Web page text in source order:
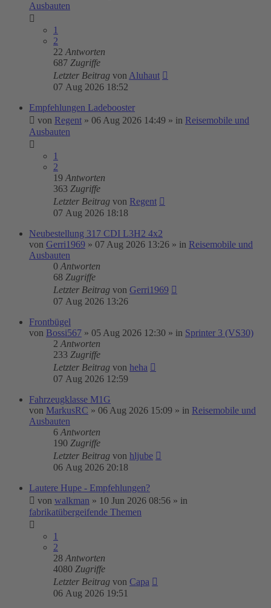
Ausbauten
1
2
22 Antworten
687 Zugriffe
Letzter Beitrag von Aluhaut
07 Aug 2026 18:52
Empfehlungen Ladebooster
von Regent » 06 Aug 2026 14:49 » in Reisemobile und
Ausbauten
1
2
19 Antworten
363 Zugriffe
Letzter Beitrag von Regent
07 Aug 2026 18:18
Neubestellung 317 CDI L3H2 4x2
von Gerri1969 » 07 Aug 2026 13:26 » in Reisemobile und
Ausbauten
0 Antworten
68 Zugriffe
Letzter Beitrag von Gerri1969
07 Aug 2026 13:26
Frontbügel
von Bossi567 » 05 Aug 2026 12:30 » in Sprinter 3 (VS30)
2 Antworten
233 Zugriffe
Letzter Beitrag von heha
07 Aug 2026 12:59
Fahrzeugklasse M1G
von MarkusRC » 06 Aug 2026 15:09 » in Reisemobile und
Ausbauten
6 Antworten
190 Zugriffe
Letzter Beitrag von hljube
06 Aug 2026 20:18
Lautere Hupe - Empfehlungen?
von walkman » 10 Jun 2026 08:56 » in
fabrikatübergeifende Themen
1
2
28 Antworten
4080 Zugriffe
Letzter Beitrag von Capa
06 Aug 2026 19:51